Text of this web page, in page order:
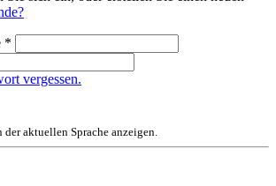
*
vergessen.
aktuellen Sprache anzeigen.